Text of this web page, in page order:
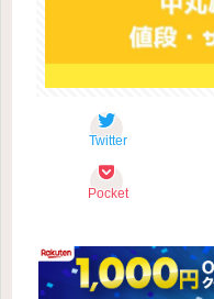
Twitter
Pocket